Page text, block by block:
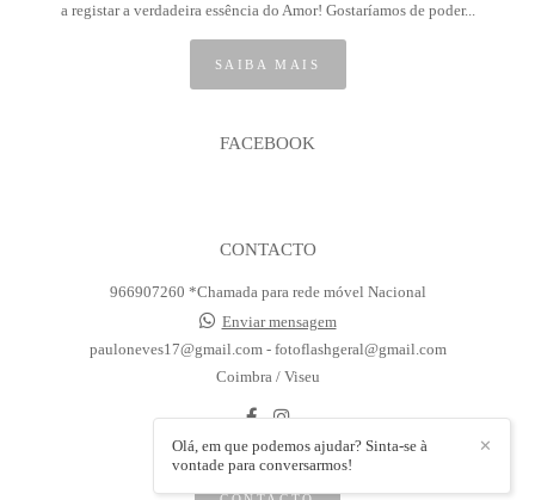
a registar a verdadeira essência do Amor! Gostaríamos de poder...
SAIBA MAIS
FACEBOOK
CONTACTO
966907260 *Chamada para rede móvel Nacional
Enviar mensagem
pauloneves17@gmail.com - fotoflashgeral@gmail.com
Coimbra / Viseu
✕
Olá, em que podemos ajudar? Sinta-se à
vontade para conversarmos!